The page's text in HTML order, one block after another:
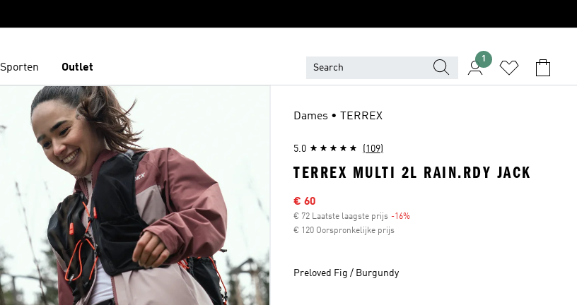
Sporten Outlet
1
Dames • TERREX
5.0 (109)
TERREX MULTI 2L RAIN.RDY JACK
Afgeprijsde prijs
€ 60
€ 72 Laatste laagste prijs -16%
€ 120 Oorspronkelijke prijs
Preloved Fig / Burgundy